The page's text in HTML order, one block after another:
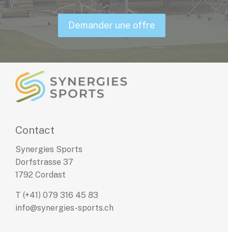
Demander une offre
Contact
Synergies Sports
Dorfstrasse 37
1792 Cordast
T (+41) 079 316 45 83
info@synergies-sports.ch